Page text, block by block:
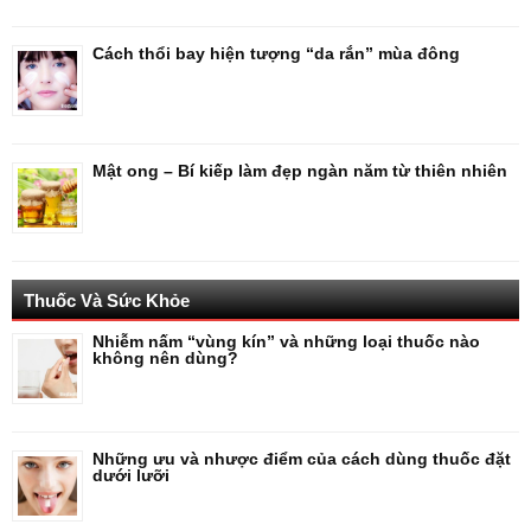
Cách thổi bay hiện tượng “da rắn” mùa đông
Mật ong – Bí kiếp làm đẹp ngàn năm từ thiên nhiên
Thuốc Và Sức Khỏe
Nhiễm nấm “vùng kín” và những loại thuốc nào
không nên dùng?
Những ưu và nhược điểm của cách dùng thuốc đặt
dưới lưỡi